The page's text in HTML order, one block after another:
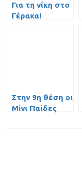
Για τη νίκη στο
Γέρακα!
Στην 9η θέση οι
Μίνι Παίδες